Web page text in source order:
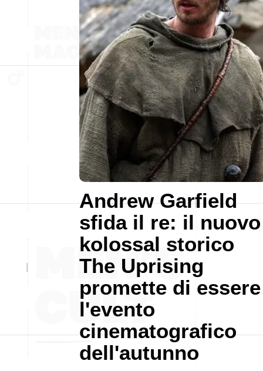
Andrew Garfield
sfida il re: il nuovo
kolossal storico
The Uprising
promette di essere
l'evento
cinematografico
dell'autunno